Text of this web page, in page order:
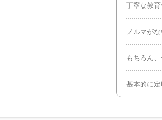
丁寧な教
ノルマが
もちろん
基本的に